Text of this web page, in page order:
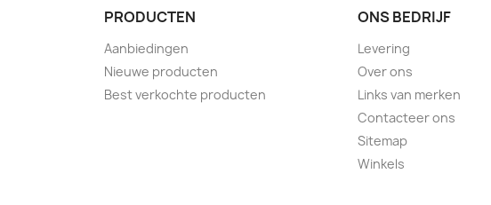
PRODUCTEN
Aanbiedingen
Nieuwe producten
Best verkochte producten
ONS BEDRIJF
Levering
Over ons
Links van merken
Contacteer ons
Sitemap
Winkels